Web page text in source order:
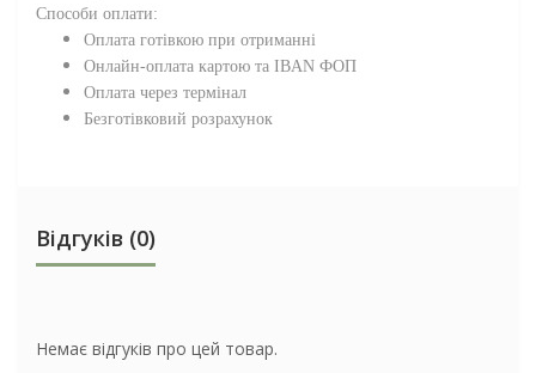
Способи оплати:
Оплата готівкою при отриманні
Онлайн-оплата картою та IBAN ФОП
Оплата через термінал
Безготівковий розрахунок
Відгуків (0)
Немає відгуків про цей товар.